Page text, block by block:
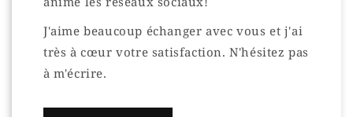
J'aime beaucoup échanger avec vous et j'ai
très à cœur votre satisfaction. N'hésitez pas
à m'écrire.